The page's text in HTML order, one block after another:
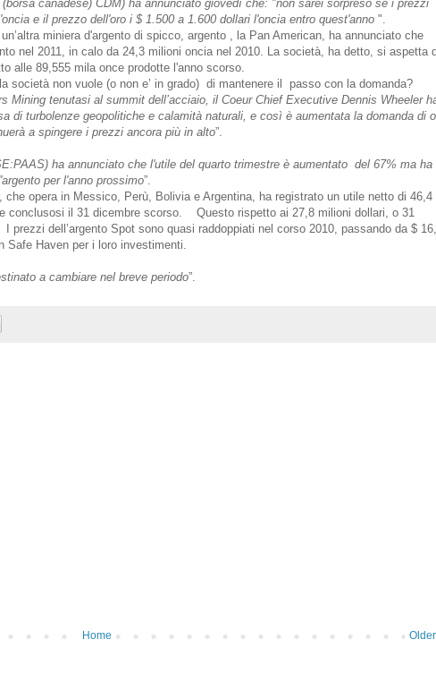
canadese) CDM) ha annunciato giovedì che: "non sarei sorpreso se i prezzi
e il prezzo dell'oro i $ 1.500 a 1.600 dollari l'oncia entro quest'anno ".
miniera d'argento di spicco, argento , la Pan American, ha annunciato che
nel 2011, in calo da 24,3 milioni oncia nel 2010. La società, ha detto, si aspetta
alle 89,555 mila once prodotte l'anno scorso.
società non vuole (o non e’ in grado) di mantenere il passo con la domanda?
Mining tenutasi al summit dell’acciaio, il Coeur Chief Executive Dennis Wheeler
di turbolenze geopolitiche e calamità naturali, e così è aumentata la domanda di
a spingere i prezzi ancora più in alto”.
ha annunciato che l'utile del quarto trimestre è aumentato del 67% ma ha
per l'anno prossimo”.
che opera in Messico, Perù, Bolivia e Argentina, ha registrato un utile netto di 46,4
conclusosi il 31 dicembre scorso. Questo rispetto ai 27,8 milioni dollari, o 31
dell’argento Spot sono quasi raddoppiati nel corso 2010, passando da $
Haven per i loro investimenti.
a cambiare nel breve periodo”.
Home